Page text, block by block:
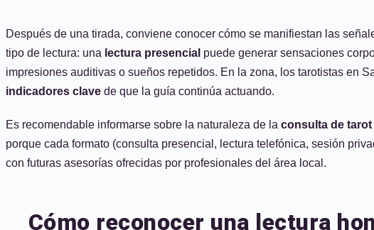
Después de una tirada, conviene conocer cómo se manifiestan las
tipo de lectura: una lectura presencial puede generar sensaciones
impresiones auditivas o sueños repetidos. En la zona, los tarotistas en
indicadores clave de que la guía continúa actuando.
Es recomendable informarse sobre la naturaleza de la consulta de
porque cada formato (consulta presencial, lectura telefónica, sesión
con futuras asesorías ofrecidas por profesionales del área local.
Cómo reconocer una lectura